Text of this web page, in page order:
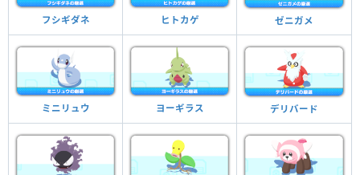
フシギダネ ヒトカゲ ゼニガメ
ミニリュウ ヨーギラス デリバード